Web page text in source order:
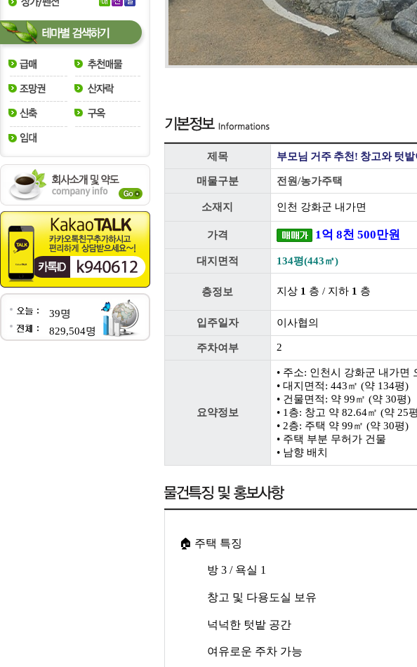
39명
829,504명
제목 부모님 거주 추천! 창고와 텃
매물구분 전원/농가주택
소재지 인천 강화군 내가면
가격 1억 8천 500만원
대지면적 134평(443㎡)
층정보 지상 1 층 / 지하 1 층
입주일자 이사협의
주차여부 2
요약정보
• 주소: 인천시 강화군 내가면
• 대지면적: 443㎡ (약 134평)
• 건물면적: 약 99㎡ (약 30평)
• 1층: 창고 약 82.64㎡ (약 25
• 2층: 주택 약 99㎡ (약 30평)
• 주택 부분 무허가 건물
• 남향 배치
🏠 주택 특징
방 3 / 욕실 1
창고 및 다용도실 보유
넉넉한 텃밭 공간
여유로운 주차 가능